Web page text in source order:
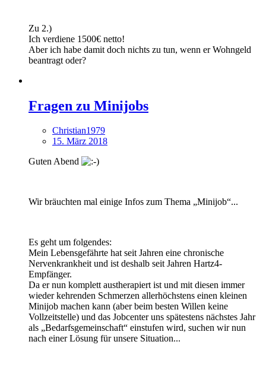
Zu 2.)
Ich verdiene 1500€ netto!
Aber ich habe damit doch nichts zu tun, wenn er Wohngeld
beantragt oder?
Fragen zu Minijobs
Christian1979
15. März 2018
Guten Abend
Wir bräuchten mal einige Infos zum Thema „Minijob“...
Es geht um folgendes:
Mein Lebensgefährte hat seit Jahren eine chronische
Nervenkrankheit und ist deshalb seit Jahren Hartz4-
Empfänger.
Da er nun komplett austherapiert ist und mit diesen immer
wieder kehrenden Schmerzen allerhöchstens einen kleinen
Minijob machen kann (aber beim besten Willen keine
Vollzeitstelle) und das Jobcenter uns spätestens nächstes Jahr
als „Bedarfsgemeinschaft“ einstufen wird, suchen wir nun
nach einer Lösung für unsere Situation...